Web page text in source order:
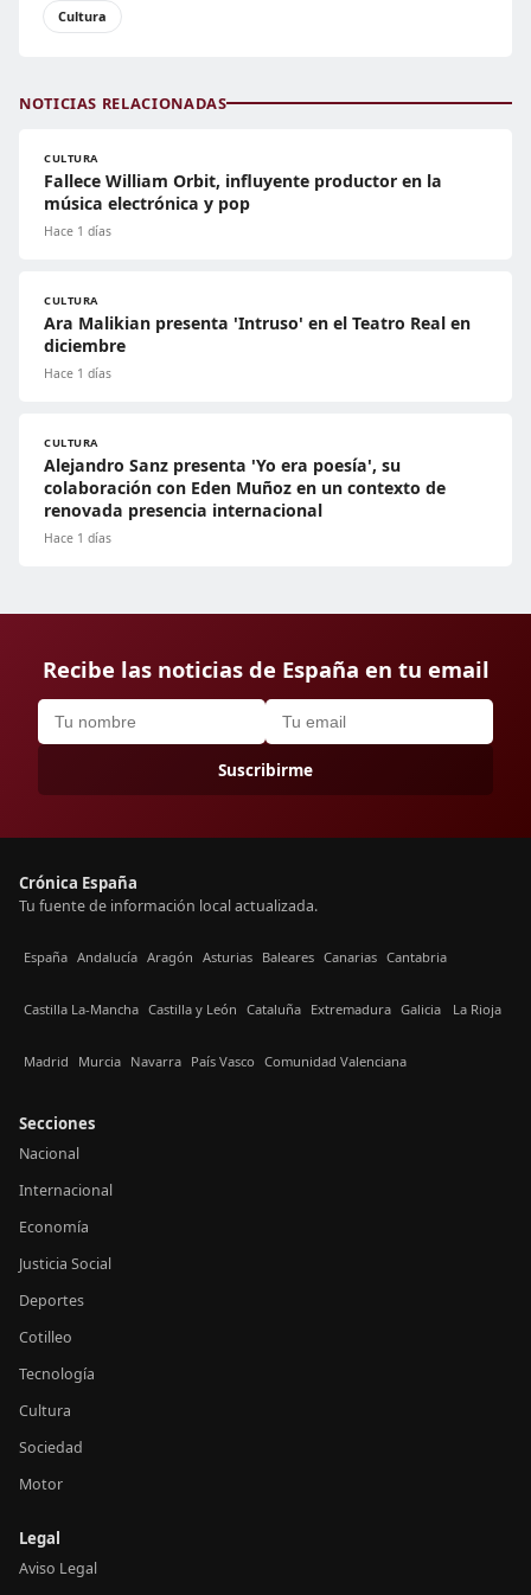
Cultura
NOTICIAS RELACIONADAS
CULTURA
Fallece William Orbit, influyente productor en la
música electrónica y pop
Hace 1 días
CULTURA
Ara Malikian presenta 'Intruso' en el Teatro Real en
diciembre
Hace 1 días
CULTURA
Alejandro Sanz presenta 'Yo era poesía', su
colaboración con Eden Muñoz en un contexto de
renovada presencia internacional
Hace 1 días
Recibe las noticias de España en tu email
Suscribirme
Crónica España
Tu fuente de información local actualizada.
España Andalucía Aragón Asturias Baleares Canarias Cantabria
Castilla La-Mancha Castilla y León Cataluña Extremadura Galicia La Rioja
Madrid Murcia Navarra País Vasco Comunidad Valenciana
Secciones
Nacional
Internacional
Economía
Justicia Social
Deportes
Cotilleo
Tecnología
Cultura
Sociedad
Motor
Legal
Aviso Legal